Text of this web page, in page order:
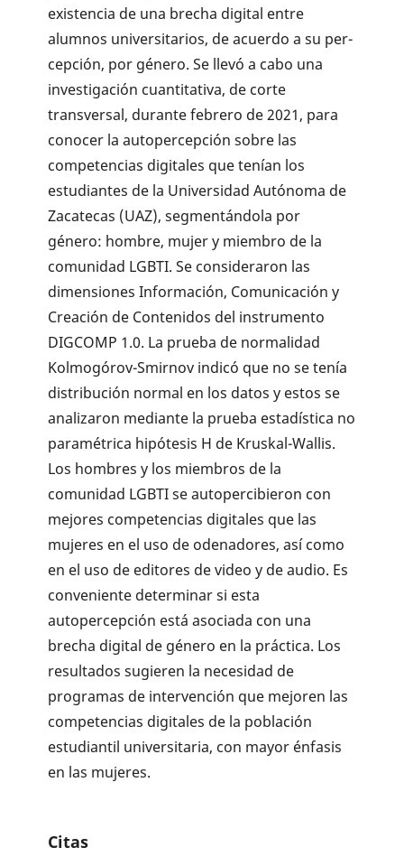
existencia de una brecha digital entre
alumnos universitarios, de acuerdo a su per­
cepción, por género. Se llevó a cabo una
investigación cuantitativa, de corte
transversal, durante febrero de 2021, para
conocer la autopercepción sobre las
competencias digitales que tenían los
estudiantes de la Universidad Autónoma de
Zacatecas (UAZ), segmentándola por
género: hombre, mujer y miembro de la
comunidad LGBTI. Se consideraron las
dimensiones Información, Comunicación y
Creación de Contenidos del instrumento
DIGCOMP 1.0. La prueba de normalidad
Kolmogórov-Smirnov indicó que no se tenía
distribución normal en los datos y estos se
analizaron mediante la prue­ba estadística no
paramétrica hipótesis H de Kruskal-Wallis.
Los hombres y los miembros de la
comunidad LGBTI se autopercibieron con
mejores competencias digitales que las
muje­res en el uso de odenadores, así como
en el uso de editores de video y de audio. Es
conveniente determinar si esta
autopercepción está asociada con una
brecha digital de género en la práctica. Los
resultados sugieren la necesidad de
programas de intervención que mejoren las
competencias digitales de la población
estudiantil universitaria, con mayor énfasis
en las mujeres.
Citas